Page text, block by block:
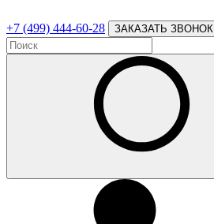
+7 (499) 444-60-28 ЗАКАЗАТЬ ЗВОНОК